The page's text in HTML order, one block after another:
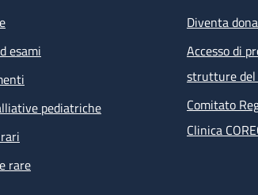
esami
pediatriche
rare
Diventa
Accesso di
strutture del
Comitato
Clinica